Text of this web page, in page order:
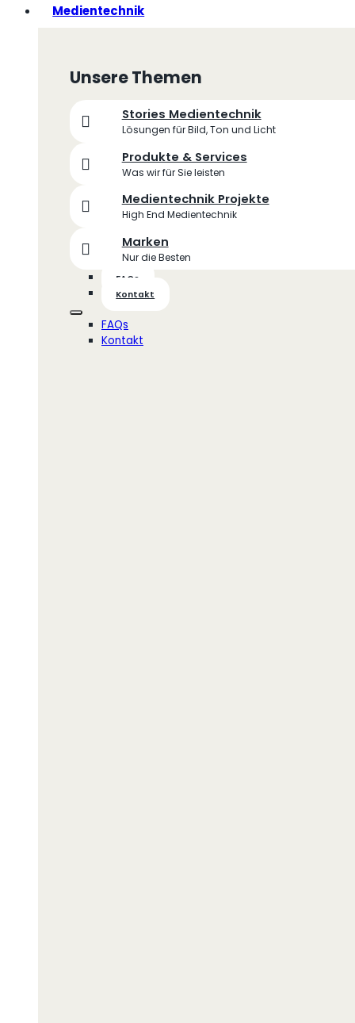
Medientechnik
Unsere Themen
Stories Medientechnik
Lösungen für Bild, Ton und Licht
Produkte & Services
Was wir für Sie leisten
Medientechnik Projekte
High End Medientechnik
Marken
Nur die Besten
FAQs
Kontakt
FAQs
Kontakt